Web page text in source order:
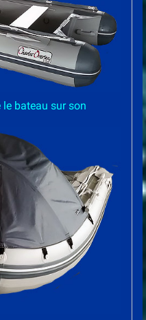
bateau sur son